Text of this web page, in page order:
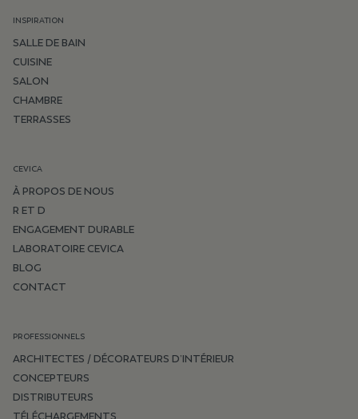
INSPIRATION
SALLE DE BAIN
CUISINE
SALON
CHAMBRE
TERRASSES
CEVICA
À PROPOS DE NOUS
R ET D
ENGAGEMENT DURABLE
LABORATOIRE CEVICA
BLOG
CONTACT
PROFESSIONNELS
ARCHITECTES / DÉCORATEURS D’INTÉRIEUR
CONCEPTEURS
DISTRIBUTEURS
TÉLÉCHARGEMENTS